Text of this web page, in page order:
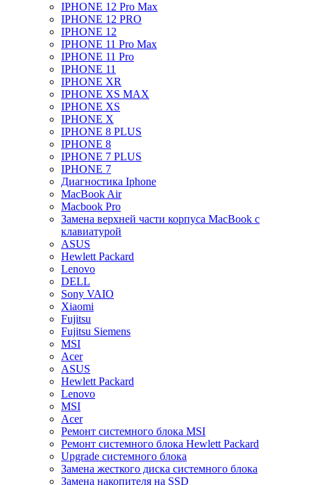
IPHONE 12 Pro Max
IPHONE 12 PRO
IPHONE 12
IPHONE 11 Pro Max
IPHONE 11 Pro
IPHONE 11
IPHONE XR
IPHONE XS MAX
IPHONE XS
IPHONE X
IPHONE 8 PLUS
IPHONE 8
IPHONE 7 PLUS
IPHONE 7
Диагностика Iphone
MacBook Air
Macbook Pro
Замена верхней части корпуса MacBook с
клавиатурой
ASUS
Hewlett Packard
Lenovo
DELL
Sony VAIO
Xiaomi
Fujitsu
Fujitsu Siemens
MSI
Acer
ASUS
Hewlett Packard
Lenovo
MSI
Acer
Ремонт системного блока MSI
Ремонт системного блока Hewlett Packard
Upgrade системного блока
Замена жесткого диска системного блока
Замена накопителя на SSD